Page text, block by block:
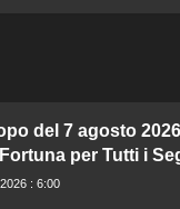
del 7 agosto
per Tutti i
: 6:00